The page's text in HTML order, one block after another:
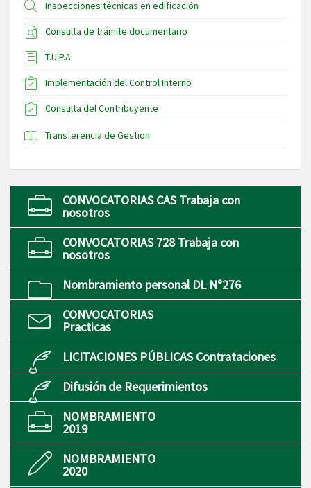
Inspecciones técnicas en edificación
Consulta de trámite documentario
T.U.P.A.
Implementación del Control Interno
Consulta del Contribuyente
Transferencia de Gestion
CONVOCATORIAS CAS Trabaja con
nosotros
CONVOCATORIAS 728 Trabaja con
nosotros
Nombramiento personal DL N°276
CONVOCATORIAS
Practicas
LICITACIONES PÚBLICAS Contrataciones
Difusión de Requerimientos
NOMBRAMIENTO
2019
NOMBRAMIENTO
2020